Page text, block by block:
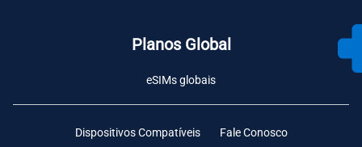
Planos Global
eSIMs globais
Dispositivos Compatíveis Fale Conosco